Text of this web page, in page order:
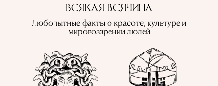
ВСЯКАЯ ВСЯЧИНА
Любопытные факты о красоте, культуре и
мировоззрении людей